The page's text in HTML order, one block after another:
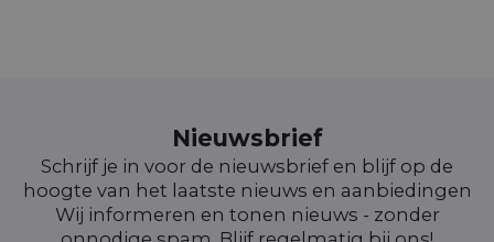
Nieuwsbrief
Schrijf je in voor de nieuwsbrief en blijf op de
hoogte van het laatste nieuws en aanbiedingen
Wij informeren en tonen nieuws - zonder